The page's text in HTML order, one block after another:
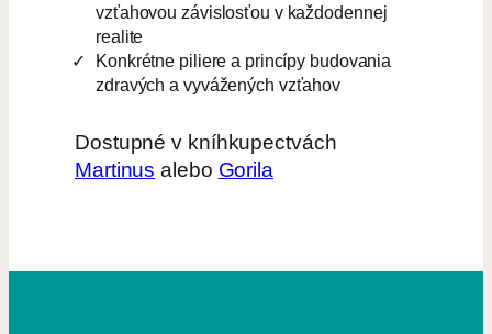
vzťahovou závislosťou v každodennej
realite
Konkrétne piliere a princípy budovania
zdravých a vyvážených vzťahov
Dostupné v kníhkupectvách
Martinus alebo Gorila